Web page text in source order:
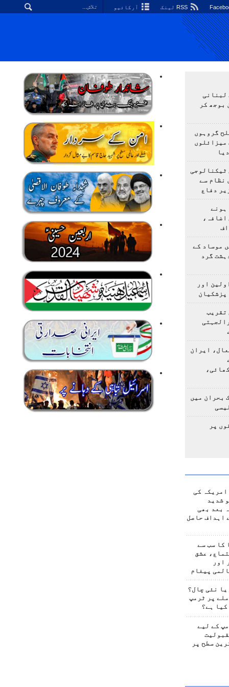
آرکائیو
لبنانی
بوجھ کر
گروہوں
میزائلوں
ٹیکنالوجی
نظام سے
دفاع
ہونے
اضافہ،
موساد کے
4 مسلح دہشت گرد
اور
پزشکیان
تقریب
ایران
بحران میں
پر
امریکہ کی
شدید
بعد بھی
اہداف حاصل
کا سب سے
عشق
اور
پیغام
نئی چال؟
پر ٹرمپ
کیا ہے؟
کے لیے
سطح پر